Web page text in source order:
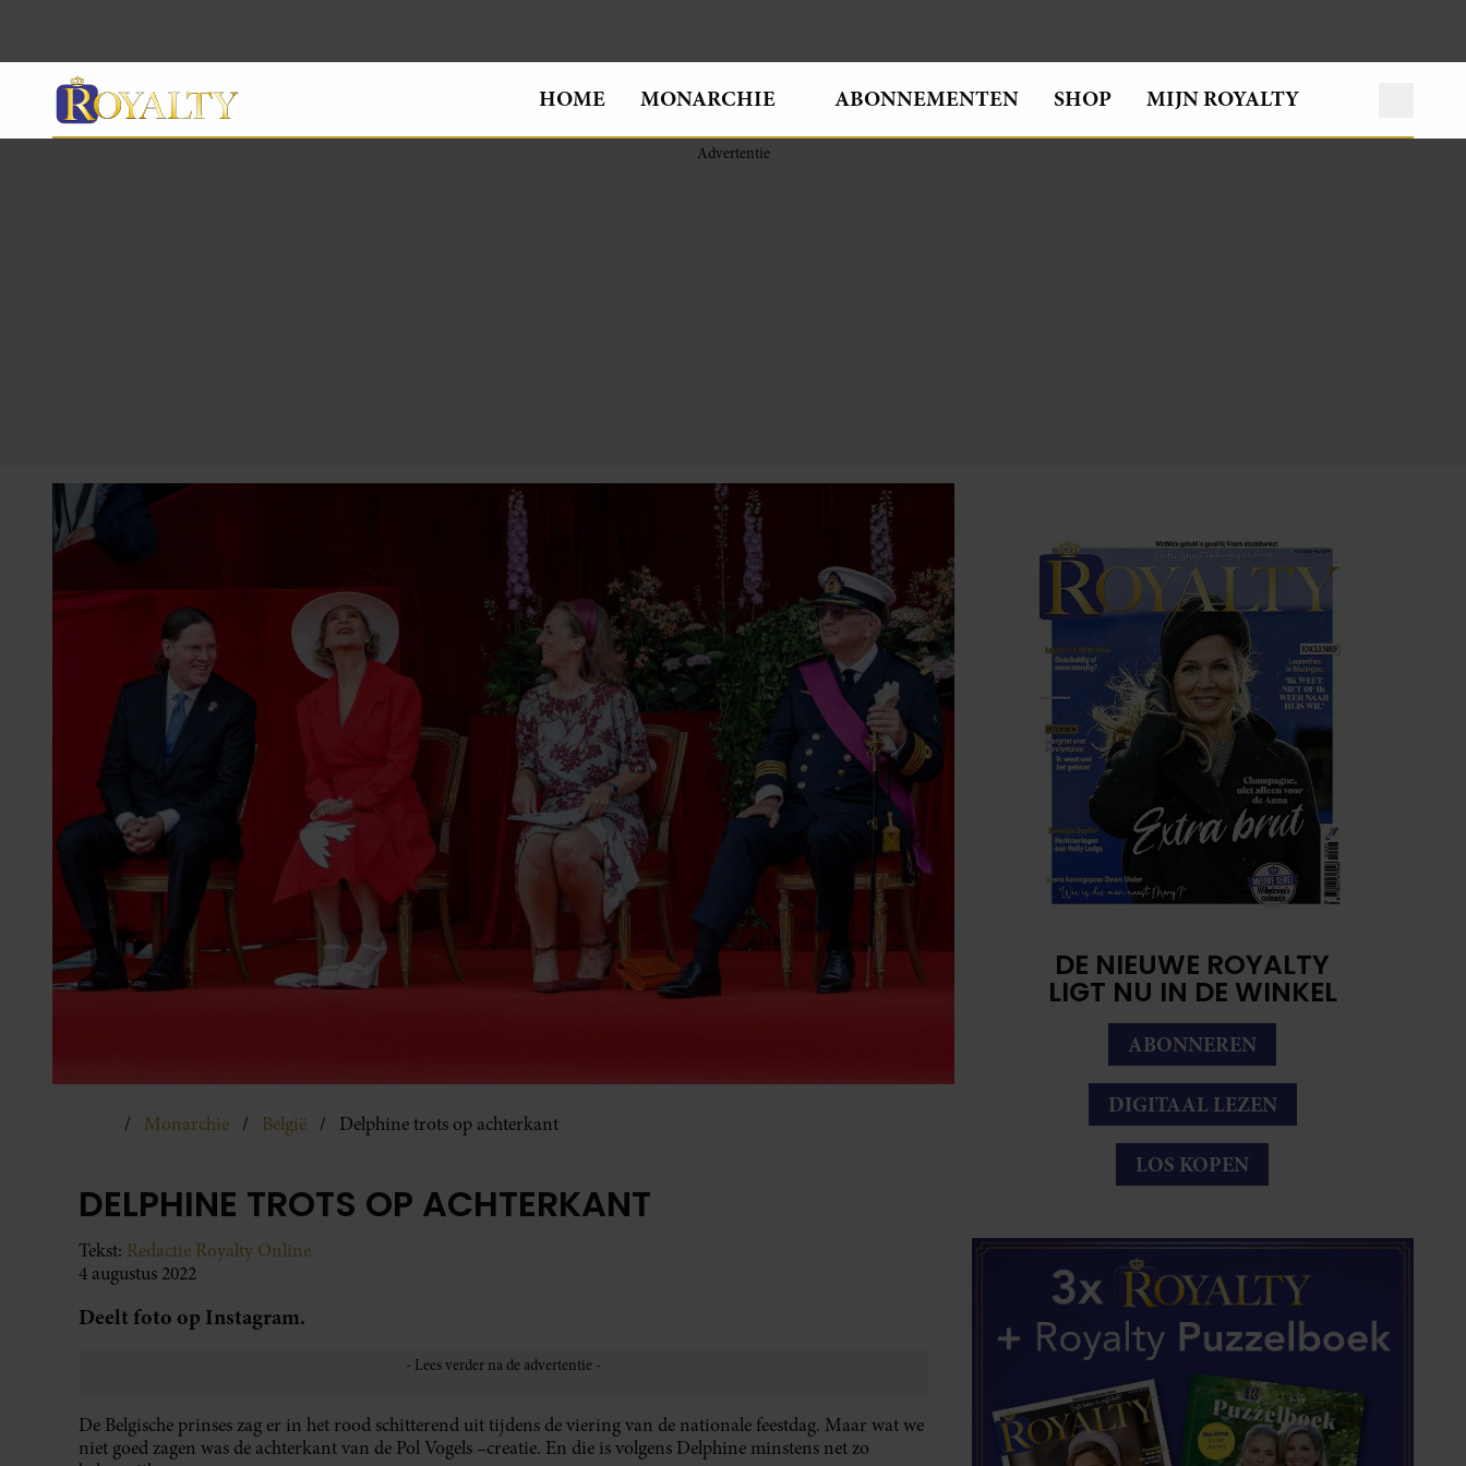
HOME MONARCHIE ABONNEMENTEN SHOP MIJN ROYALTY
Monarchie België Delphine trots op achterkant
DELPHINE TROTS OP ACHTERKANT
Tekst: Redactie Royalty Online
4 augustus 2022
Deelt foto op Instagram.
De Belgische prinses zag er in het rood schitterend uit tijdens de viering van de nationale feestdag. Maar wat we
niet goed zagen was de achterkant van de Pol Vogels –creatie. En die is volgens Delphine minstens net zo
DE NIEUWE ROYALTY
LIGT NU IN DE WINKEL
ABONNEREN
DIGITAAL LEZEN
LOS KOPEN